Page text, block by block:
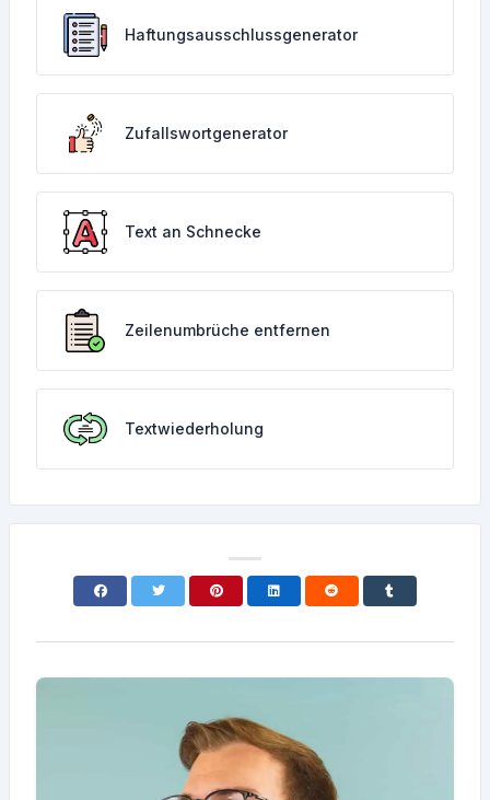
Haftungsausschlussgenerator
Zufallswortgenerator
Text an Schnecke
Zeilenumbrüche entfernen
Textwiederholung